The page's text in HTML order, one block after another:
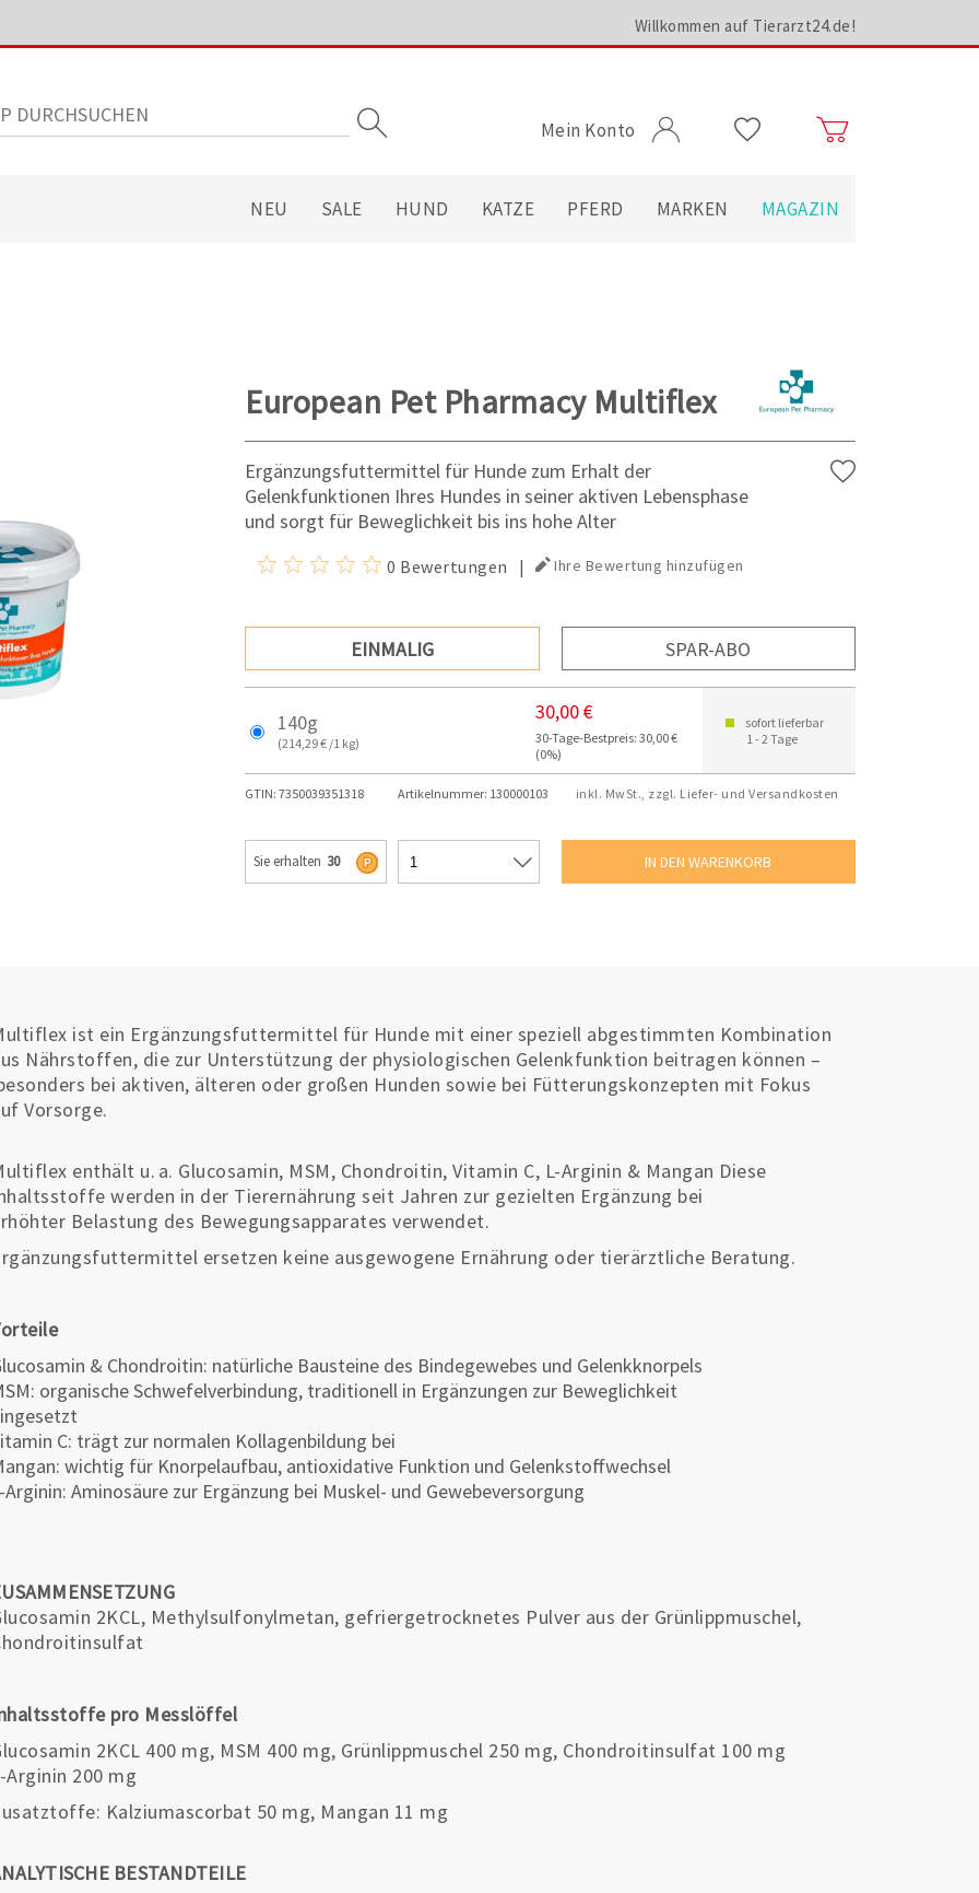
Willkommen auf Tierarzt24.de!
Mein Konto
NEU SALE HUND KATZE PFERD MARKEN MAGAZIN
European Pet Pharmacy Multiflex
Ergänzungsfuttermittel für Hunde zum Erhalt der
Gelenkfunktionen Ihres Hundes in seiner aktiven Lebensphase
und sorgt für Beweglichkeit bis ins hohe Alter
0 Bewertungen | Ihre Bewertung hinzufügen
EINMALIG SPAR-ABO
140g
(214,29 € /1 kg)
30,00 €
30-Tage-Bestpreis: 30,00 €
(0%)
sofort lieferbar
1 - 2 Tage
GTIN: 7350039351318 Artikelnummer: 130000103 inkl. MwSt., zzgl. Liefer- und Versandkosten
Sie erhalten 30
ist ein Ergänzungsfuttermittel für Hunde mit einer speziell abgestimmten Kombination
Nährstoffen, die zur Unterstützung der physiologischen Gelenkfunktion beitragen können –
bei aktiven, älteren oder großen Hunden sowie bei Fütterungskonzepten mit Fokus
Vorsorge.
enthält u. a. Glucosamin, MSM, Chondroitin, Vitamin C, L-Arginin & Mangan Diese
werden in der Tierernährung seit Jahren zur gezielten Ergänzung bei
Belastung des Bewegungsapparates verwendet.
ersetzen keine ausgewogene Ernährung oder tierärztliche Beratung.
& Chondroitin: natürliche Bausteine des Bindegewebes und Gelenkknorpels
organische Schwefelverbindung, traditionell in Ergänzungen zur Beweglichkeit
C: trägt zur normalen Kollagenbildung bei
wichtig für Knorpelaufbau, antioxidative Funktion und Gelenkstoffwechsel
Arginin: Aminosäure zur Ergänzung bei Muskel- und Gewebeversorgung
2KCL, Methylsulfonylmetan, gefriergetrocknetes Pulver aus der Grünlippmuschel,
pro Messlöffel
2KCL 400 mg, MSM 400 mg, Grünlippmuschel 250 mg, Chondroitinsulfat 100 mg
Arginin 200 mg
Kalziumascorbat 50 mg, Mangan 11 mg
BESTANDTEILE